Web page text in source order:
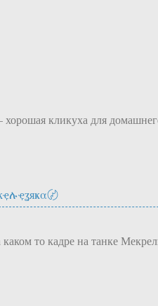
кликуха для
〄
то кадре на танке